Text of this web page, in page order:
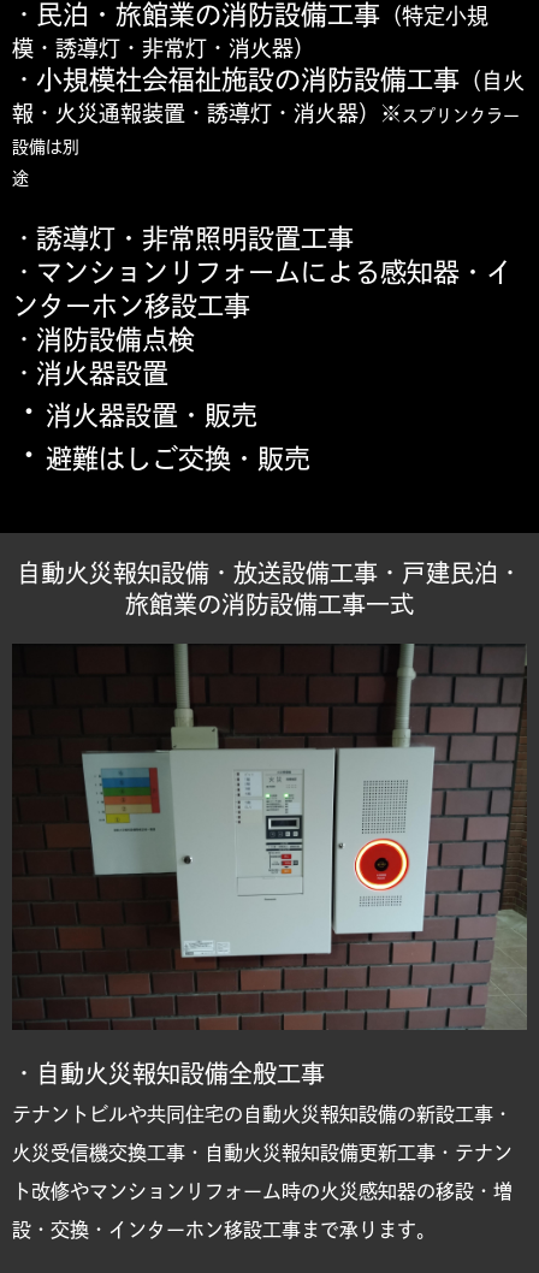
・ 民泊・旅館業の消防設備工事 （特定小規
模・誘導灯・非常灯・消火器）
・ 小規模社会福祉施設の消防設備工事 （自火
報・火災通報装置・誘導灯・消火器）※ スプリンクラー
設備は別
途
・ 誘導灯・非常照明設置工事
・ マンションリフォームによる感知器・イ
ンターホン移設工事
・ 消防設備点検
・ 消火器設置
・ 消火器設置・販売
・ 避難はしご交換・販売
自動火災報知設備・放送設備工事・戸建民泊・
旅館業の消防設備工事一式
・自動火災報知設備全般工事
テナントビルや共同住宅の自動火災報知設備の新設工事・
火災受信機交換工事・自動火災報知設備更新工事・テナン
ト改修やマンションリフォーム時の火災感知器の移設・増
設・交換・インターホン移設工事まで承ります。